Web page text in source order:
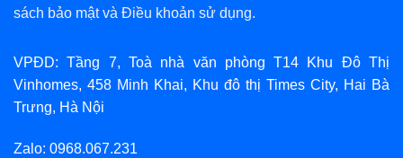
sách bảo mậtvà Điều khoản sử dụng.
VPĐD: Tầng 7, Toà nhà văn phòng T14 Khu Đô Thị
Vinhomes, 458 Minh Khai, Khu đô thị Times City, Hai Bà
Trưng, Hà Nội
Zalo: 0968.067.231